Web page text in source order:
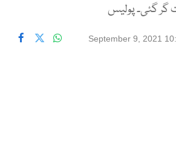
گئی۔ پولیس
September 9, 2021